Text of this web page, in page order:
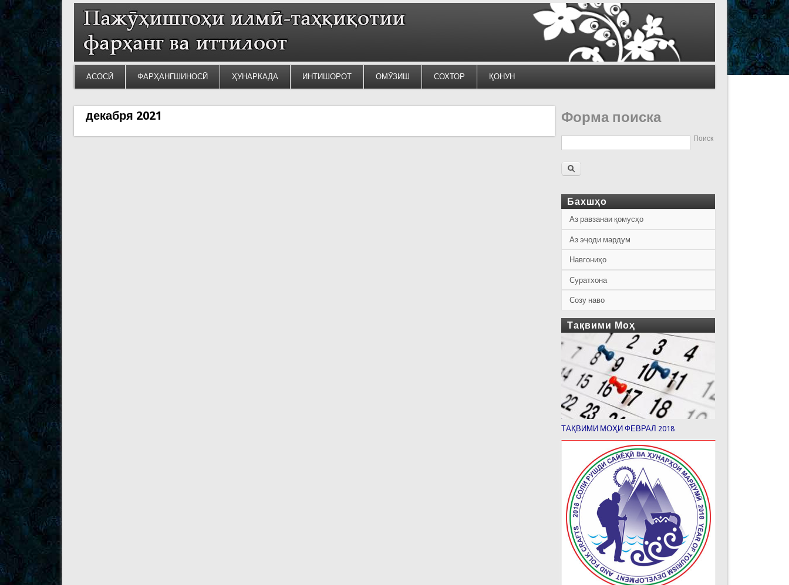
АСОСӢ ФАРҲАНГШИНОСӢ ҲУНАРКАДА ИНТИШОРОТ ОМӮЗИШ СОХТОР ҚОНУН
декабря 2021 Форма поиска
Поиск
Бахшҳо
Аз равзанаи қомусҳо
Аз эҷоди мардум
Навгониҳо
Суратхона
Созу наво
Тақвими Моҳ
ТАҚВИМИ МОҲИ ФЕВРАЛ 2018